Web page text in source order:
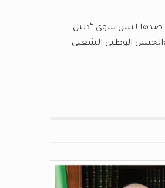
ضدها ليس سوى “دليل
والجيش الوطني الشعبي